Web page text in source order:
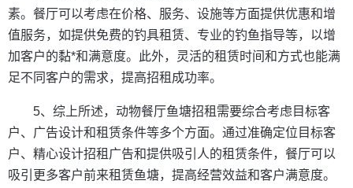
素。餐厅可以考虑在价格、服务、设施等方面提供优惠和增
值服务，如提供免费的钓具租赁、专业的钓鱼指导等，以增
加客户的黏*和满意度。此外，灵活的租赁时间和方式也能满
足不同客户的需求，提高招租成功率。
5、综上所述，动物餐厅鱼塘招租需要综合考虑目标客
户、广告设计和租赁条件等多个方面。通过准确定位目标客
户、精心设计招租广告和提供吸引人的租赁条件，餐厅可以
吸引更多客户前来租赁鱼塘，提高经营效益和客户满意度。